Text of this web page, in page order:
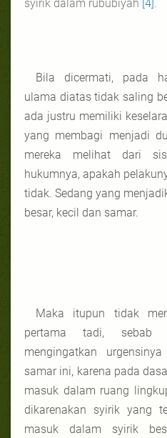
syirik dalam rububiyah [4]
Bila dicermati, pada
ulama diatas tidak saling
ada justru memiliki
yang membagi menjadi
mereka melihat dari
hukumnya, apakah
tidak. Sedang yang
besar, kecil dan samar.
Maka itupun tidak
pertama tadi, sebab
mengingatkan
samar ini, karena pada
masuk dalam ruang
dikarenakan syirik yang
masuk dalam syirik